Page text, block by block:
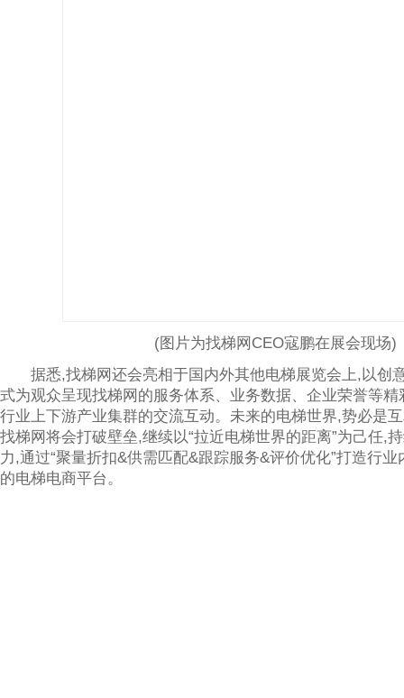
(图片为找梯网CEO寇鹏在展会现场)
据悉,找梯网还会亮相于国内外其他电梯展览会上,以创
式为观众呈现找梯网的服务体系、业务数据、企业荣誉等
行业上下游产业集群的交流互动。未来的电梯世界,势必是
找梯网将会打破壁垒,继续以“拉近电梯世界的距离”为己任,
力,通过“聚量折扣&供需匹配&跟踪服务&评价优化”打造行
的电梯电商平台。